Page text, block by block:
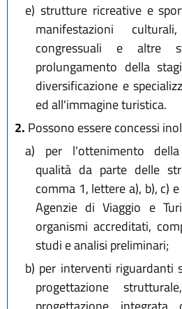
e) strutture ricreative e
manifestazioni
congressuali e altre
prolungamento della
diversificazione e
ed all'immagine turistica.
2. Possono essere concessi
a) per l'ottenimento
qualità da parte delle
comma 1, lettere a), b), c)
Agenzie di Viaggio e
organismi accreditati,
studi e analisi preliminari;
b) per interventi riguardanti
progettazione